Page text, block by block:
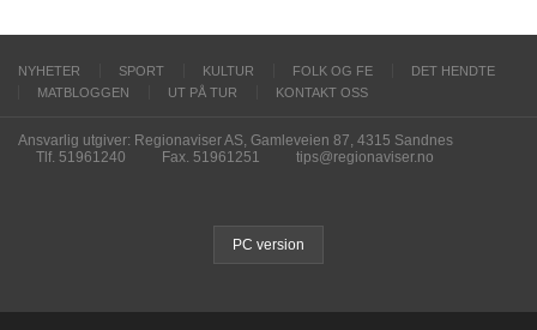
NYHETER SPORT KULTUR FOLK OG FE
DET HENDTE
MATBLOGGEN
UT PÅ TUR KONTAKT OSS
Ansvarlig utgiver: Regionaviser AS, Gamleveien 87, 4315 Sandnes
Tlf. 51961240
Fax. 51961251 tips@regionaviser.no
PC version